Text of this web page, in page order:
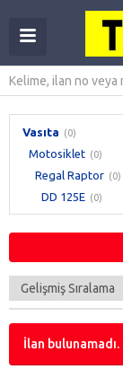
Vasıta (0)
Motosiklet (0)
Regal Raptor (0)
DD 125E (0)
İlan bulunamadı.